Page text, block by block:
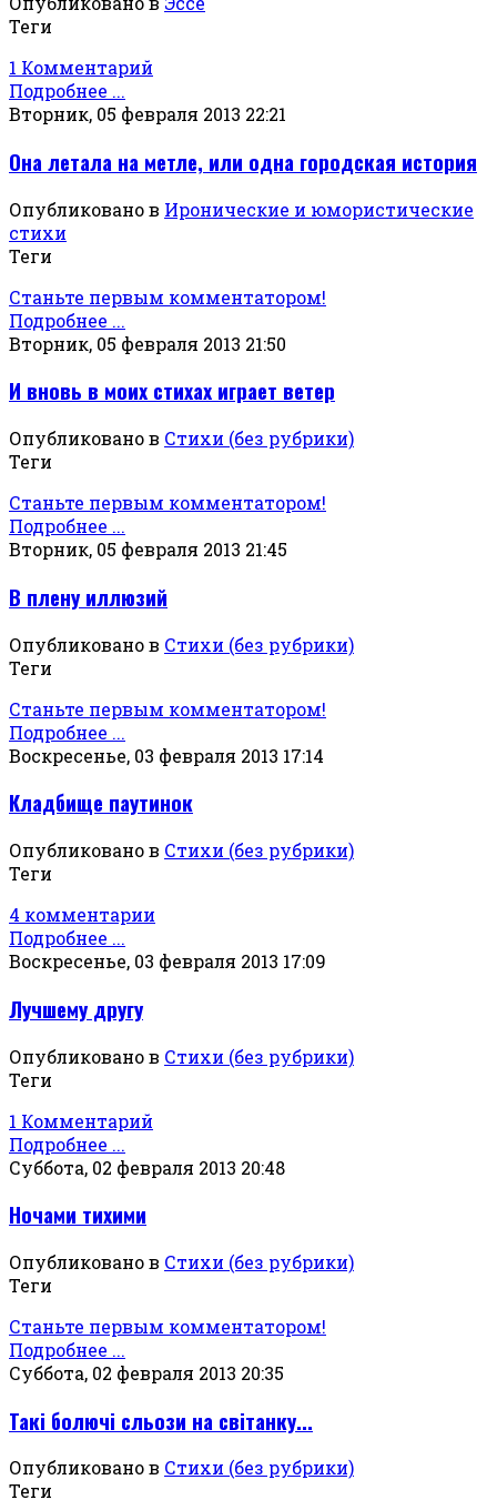
Теги
1 Комментарий
Подробнее ...
Вторник, 05 февраля 2013 22:21
Она летала на метле, или одна городская история
Опубликовано в Иронические и юмористические
стихи
Теги
Станьте первым комментатором!
Подробнее ...
Вторник, 05 февраля 2013 21:50
И вновь в моих стихах играет ветер
Опубликовано в Стихи (без рубрики)
Теги
Станьте первым комментатором!
Подробнее ...
Вторник, 05 февраля 2013 21:45
В плену иллюзий
Опубликовано в Стихи (без рубрики)
Теги
Станьте первым комментатором!
Подробнее ...
Воскресенье, 03 февраля 2013 17:14
Кладбище паутинок
Опубликовано в Стихи (без рубрики)
Теги
4 комментарии
Подробнее ...
Воскресенье, 03 февраля 2013 17:09
Лучшему другу
Опубликовано в Стихи (без рубрики)
Теги
1 Комментарий
Подробнее ...
Суббота, 02 февраля 2013 20:48
Ночами тихими
Опубликовано в Стихи (без рубрики)
Теги
Станьте первым комментатором!
Подробнее ...
Суббота, 02 февраля 2013 20:35
Такі болючі сльози на світанку...
Опубликовано в Стихи (без рубрики)
Теги